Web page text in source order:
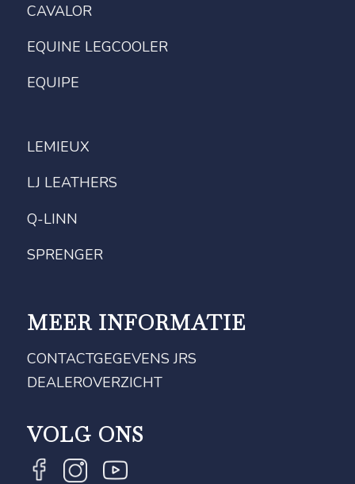
CAVALOR
EQUINE LEGCOOLER
EQUIPE
LEMIEUX
LJ LEATHERS
Q-LINN
SPRENGER
MEER INFORMATIE
CONTACTGEGEVENS JRS
DEALEROVERZICHT
VOLG ONS